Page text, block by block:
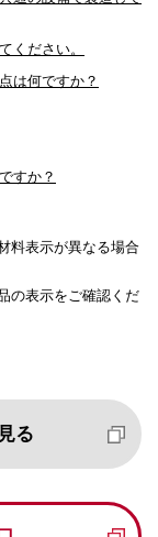
ください。
は何ですか？
すか？
料表示が異なる場合
の表示をご確認くだ
る